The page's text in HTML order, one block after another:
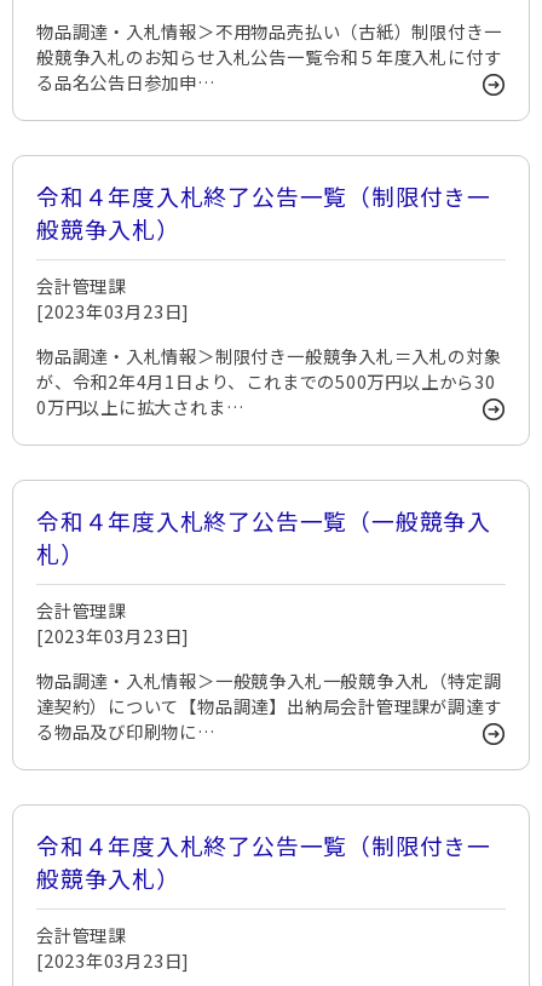
物品調達・入札情報＞不用物品売払い（古紙）制限付き一
般競争入札のお知らせ入札公告一覧令和５年度入札に付す
る品名公告日参加申…
令和４年度入札終了公告一覧（制限付き一
般競争入札）
会計管理課
[2023年03月23日]
物品調達・入札情報＞制限付き一般競争入札＝入札の対象
が、令和2年4月1日より、これまでの500万円以上から30
0万円以上に拡大されま…
令和４年度入札終了公告一覧（一般競争入
札）
会計管理課
[2023年03月23日]
物品調達・入札情報＞一般競争入札一般競争入札（特定調
達契約）について【物品調達】出納局会計管理課が調達す
る物品及び印刷物に…
令和４年度入札終了公告一覧（制限付き一
般競争入札）
会計管理課
[2023年03月23日]